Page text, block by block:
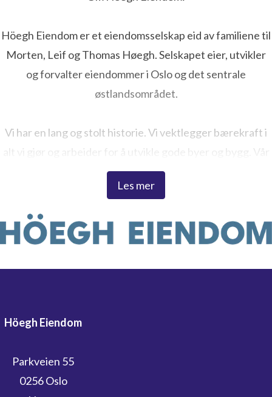
Les mer
Höegh Eiendom er et eiendomsselskap eid av familiene til
Morten, Leif og Thomas Høegh. Selskapet eier, utvikler
og forvalter eiendommer i Oslo og det sentrale
østlandsområdet.
Vi har en lang og stolt historie. Vi vektlegger bærekraft i
alt vi gjør og arbeider for å utvikle gode byer og bygg. Vår
ambisjon er å skape levende steder som begeistrer – både
for dagens og fremtidige generasjoner. Dette er visjonen
Höegh Eiendom
Parkveien 55
0256 Oslo